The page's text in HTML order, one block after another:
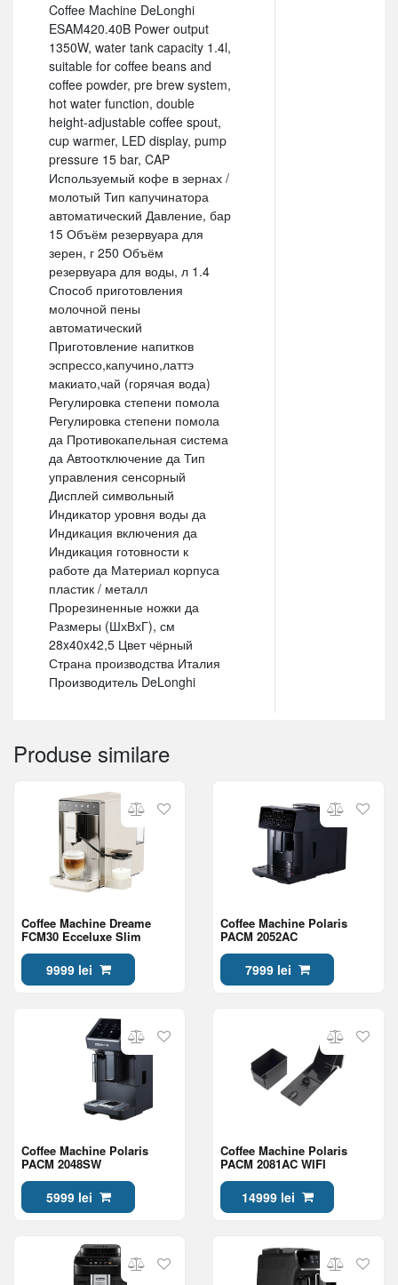
Coffee Machine DeLonghi
ESAM420.40B Power output
1350W, water tank capacity 1.4l,
suitable for coffee beans and
coffee powder, pre brew system,
hot water function, double
height-adjustable coffee spout,
cup warmer, LED display, pump
pressure 15 bar, CAP
Используемый кофе в зернах /
молотый Тип капучинатора
автоматический Давление, бар
15 Объём резервуара для
зерен, г 250 Объём
резервуара для воды, л 1.4
Способ приготовления
молочной пены
автоматический
Приготовление напитков
эспрессо,капучино,латтэ
макиато,чай (горячая вода)
Регулировка степени помола
Регулировка степени помола
да Противокапельная система
да Автоотключение да Тип
управления сенсорный
Дисплей символьный
Индикатор уровня воды да
Индикация включения да
Индикация готовности к
работе да Материал корпуса
пластик / металл
Прорезиненные ножки да
Размеры (ШхВхГ), см
28x40x42,5 Цвет чёрный
Страна производства Италия
Производитель DeLonghi
Produse similare
Coffee Machine Dreame
FCM30 Ecceluxe Slim
9999 lei
Coffee Machine Polaris
PACM 2052AC
7999 lei
Coffee Machine Polaris
PACM 2048SW
5999 lei
Coffee Machine Polaris
PACM 2081AC WIFI
14999 lei